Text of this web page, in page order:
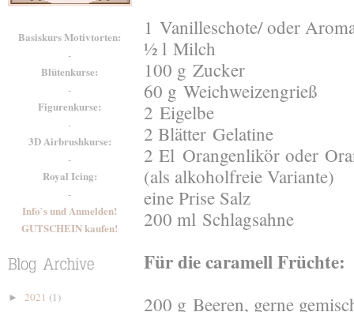
Basiskurs Motivtorten:
-
Blütenkurse:
-
Figurenkurse:
-
3D Airbrushkurse:
-
Royal Icing:
-
Info`s und Anmelden!
GUTSCHEIN kaufen!
► 2021 (1)
1 Vanilleschote/ oder
½ l Milch
100 g Zucker
60 g Weichweizengrieß
2 Eigelbe
2 Blätter Gelatine
2 El Orangenlikör oder
(als alkoholfreie Variante)
eine Prise Salz
200 ml Schlagsahne
Für die caramell Früchte:
200 g Beeren, gerne